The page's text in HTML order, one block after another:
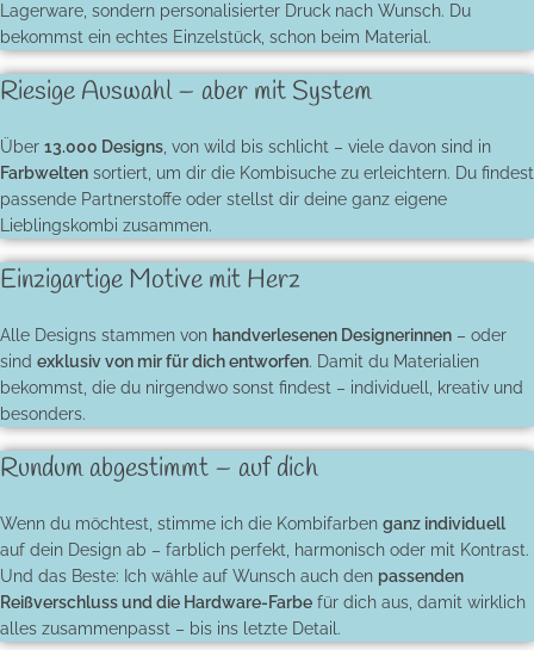
Lagerware, sondern personalisierter Druck nach Wunsch. Du
bekommst ein echtes Einzelstück, schon beim Material.
Riesige Auswahl – aber mit System
Über 13.000 Designs , von wild bis schlicht – viele davon sind in
Farbwelten sortiert, um dir die Kombisuche zu erleichtern. Du findest
passende Partnerstoffe oder stellst dir deine ganz eigene
Lieblingskombi zusammen.
Einzigartige Motive mit Herz
Alle Designs stammen von handverlesenen Designerinnen – oder
sind exklusiv von mir für dich entworfen. Damit du Materialien
bekommst, die du nirgendwo sonst findest – individuell, kreativ und
besonders.
Rundum abgestimmt – auf dich
Wenn du möchtest, stimme ich die Kombifarben ganz individuell
auf dein Design ab – farblich perfekt, harmonisch oder mit Kontrast.
Und das Beste: Ich wähle auf Wunsch auch den passenden
Reißverschluss und die Hardware-Farbe für dich aus, damit wirklich
alles zusammenpasst – bis ins letzte Detail.